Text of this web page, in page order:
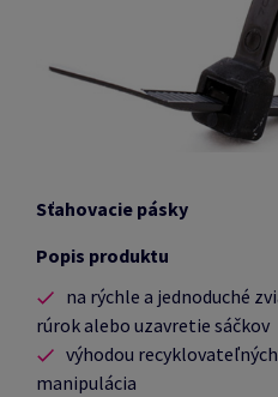
Sťahovacie pásky
Popis produktu
na rýchle a jednoduché
rúrok alebo uzavretie sáčkov
výhodou
manipulácia